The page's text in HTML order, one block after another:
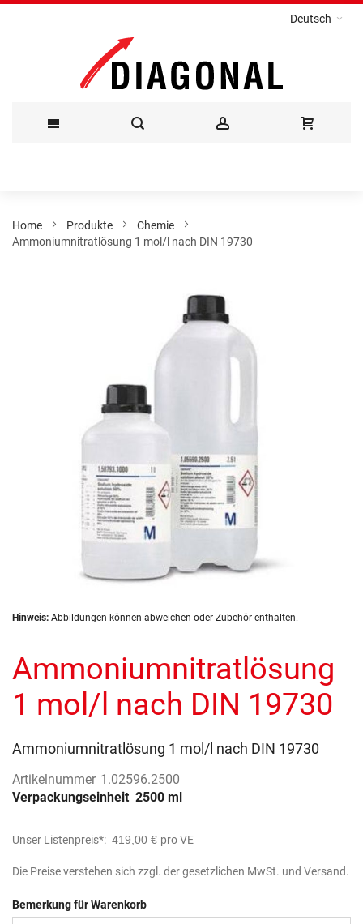
Deutsch
Inhalt
Home Produkte
Chemie
Ammoniumnitratlösung 1 mol/l nach DIN 19730
Zum
Bildergalerie
springen
Hinweis: Abbildungen können abweichen oder Zubehör enthalten.
Ammoniumnitratlösung
1 mol/l nach DIN 19730
Ammoniumnitratlösung 1 mol/l nach DIN 19730
Artikelnummer 1.02596.2500
Verpackungseinheit 2500 ml
Unser Listenpreis*: 419,00 € pro VE
Die Preise verstehen sich zzgl. der gesetzlichen MwSt. und Versand.
Bemerkung für Warenkorb